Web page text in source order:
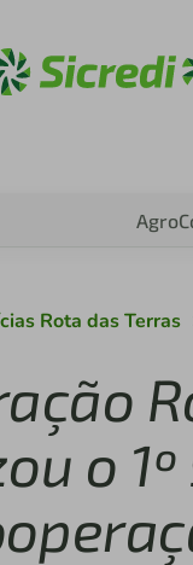
Agro
Rota das Terras
o